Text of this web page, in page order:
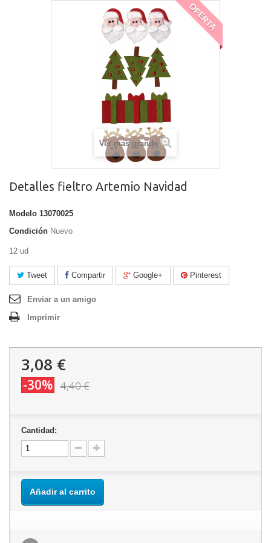
OFERTA
Ver más grande
Detalles fieltro Artemio Navidad
Modelo 13070025
Condición Nuevo
12 ud
Tweet Compartir Google+ Pinterest
Enviar a un amigo
Imprimir
3,08 €
-30% 4,40 €
Cantidad:
Añadir al carrito